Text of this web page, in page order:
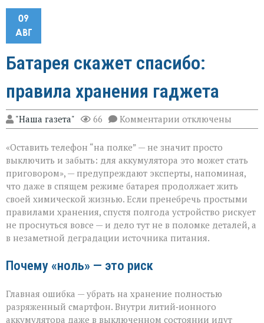
09
АВГ
Батарея скажет спасибо:
правила хранения гаджета
"Наша газета" 66 Комментарии к
записи
скажет
спасибо:
хранения
гаджета
отключены
«Оставить телефон “на полке” — не значит просто
выключить и забыть: для аккумулятора это может стать
приговором», — предупреждают эксперты, напоминая,
что даже в спящем режиме батарея продолжает жить
своей химической жизнью. Если пренебречь простыми
правилами хранения, спустя полгода устройство рискует
не проснуться вовсе — и дело тут не в поломке деталей, а
в незаметной деградации источника питания.
Почему «ноль» — это риск
Главная ошибка — убрать на хранение полностью
разряженный смартфон. Внутри литий‑ионного
аккумулятора даже в выключенном состоянии идут